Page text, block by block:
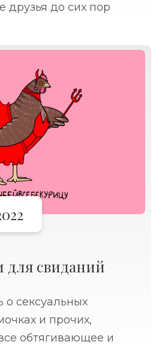
друзья до сих пор
для свиданий
о сексуальных
и прочих,
обтягивающее и